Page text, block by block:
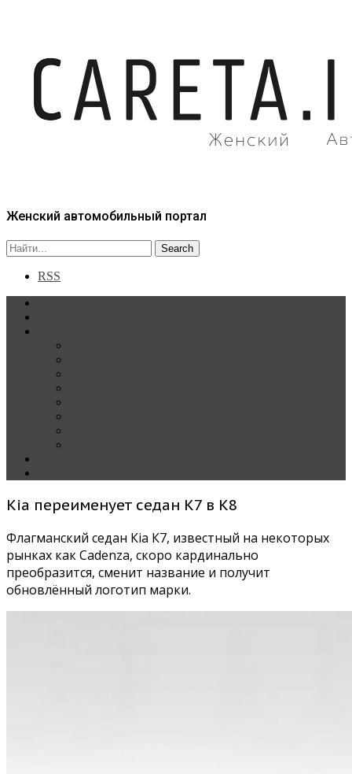
Женский автомобильный портал
RSS
Kia переименует седан K7 в K8
Флагманский седан Кia К7, известный на некоторых
рынках как Cadenza, скоро кардинально
преобразится, сменит название и получит
обновлённый логотип марки.